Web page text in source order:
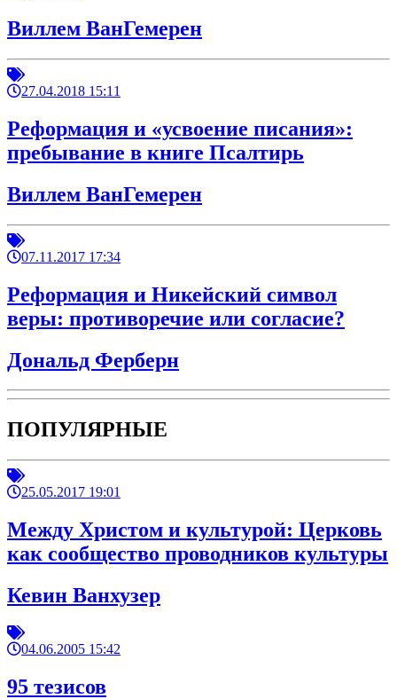
Виллем ВанГемерен
27.04.2018 15:11
Реформация и «усвоение писания»:
пребывание в книге Псалтирь
Виллем ВанГемерен
07.11.2017 17:34
Реформация и Никейский символ
веры: противоречие или согласие?
Дональд Ферберн
ПОПУЛЯРНЫЕ
25.05.2017 19:01
Между Христом и культурой: Церковь
как сообщество проводников культуры
Кевин Ванхузер
04.06.2005 15:42
95 тезисов